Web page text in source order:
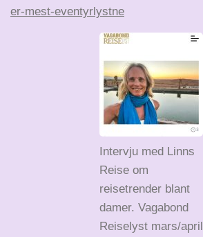
er-mest-eventyrlystne
Intervju med Linns
Reise om
reisetrender blant
damer. Vagabond
Reiselyst mars/april